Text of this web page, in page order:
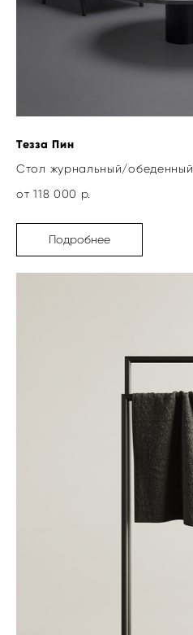
Тезза Пин
Стол журнальный/обеденный
от 118 000 р.
Подробнее